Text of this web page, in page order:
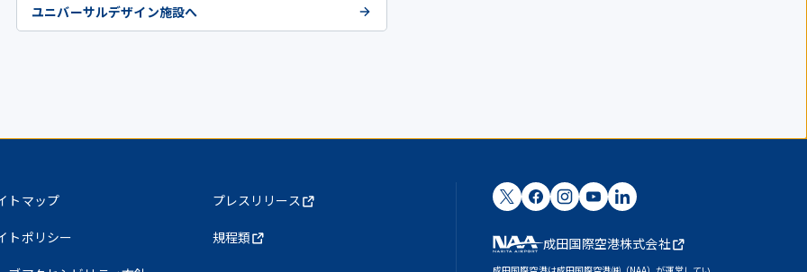
ユニバーサルデザイン施設へ
トマップ
トポリシー
プレスリリース
規程類 成田国際空港株式会社